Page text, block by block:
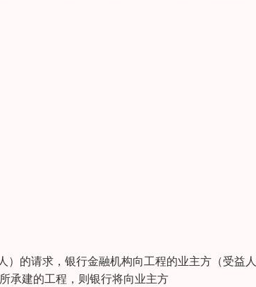
的请求，银行金融机构向工程的业主方（受益
承建的工程，则银行将向业主方